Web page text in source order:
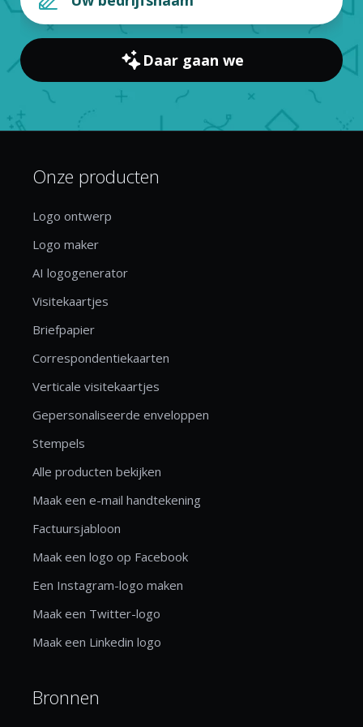
Daar gaan we
Onze producten
Logo ontwerp
Logo maker
AI logogenerator
Visitekaartjes
Briefpapier
Correspondentiekaarten
Verticale visitekaartjes
Gepersonaliseerde enveloppen
Stempels
Alle producten bekijken
Maak een e-mail handtekening
Factuursjabloon
Maak een logo op Facebook
Een Instagram-logo maken
Maak een Twitter-logo
Maak een Linkedin logo
Bronnen